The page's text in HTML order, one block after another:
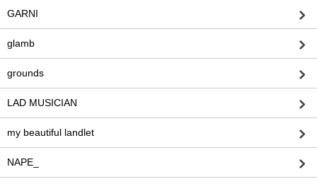
GARNI
glamb
grounds
LAD MUSICIAN
my beautiful landlet
NAPE_